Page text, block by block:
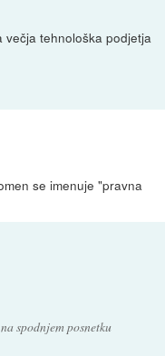
večja tehnološka podjetja
se imenuje "pravna
spodnjem posnetku